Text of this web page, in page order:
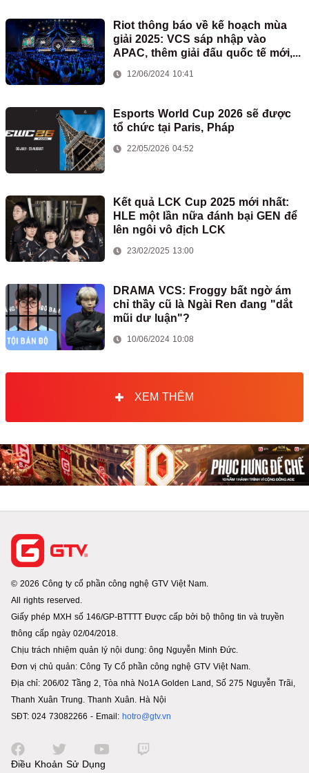
Riot thông báo về kế hoạch mùa
giải 2025: VCS sáp nhập vào
APAC, thêm giải đấu quốc tế mới,...
12/06/2024 10:41
Esports World Cup 2026 sẽ được
tổ chức tại Paris, Pháp
22/05/2026 04:52
Kết quả LCK Cup 2025 mới nhất:
HLE một lần nữa đánh bại GEN để
lên ngôi vô địch LCK
23/02/2025 13:00
DRAMA VCS: Froggy bất ngờ ám
chỉ thầy cũ là Ngài Ren đang "dắt
mũi dư luận"?
10/06/2024 10:08
XEM THÊM
© 2026 Công ty cổ phần công nghệ GTV Việt Nam.
All rights reserved.
Giấy phép MXH số 146/GP-BTTTT Được cấp bởi bộ thông tin và truyền
thông cấp ngày 02/04/2018.
Chịu trách nhiệm quản lý nội dung: ông Nguyễn Minh Đức.
Đơn vị chủ quản: Công Ty Cổ phần công nghệ GTV Việt Nam.
Địa chỉ: 206/02 Tầng 2, Tòa nhà No1A Golden Land, Số 275 Nguyễn Trãi,
Thanh Xuân Trung. Thanh Xuân. Hà Nội
SĐT: 024 73082266 - Email: hotro@gtv.vn
Điều Khoản Sử Dụng